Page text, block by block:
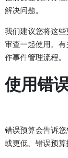
解决问题。
我们建议您将这
审查一起使用。
作事件管理流程。
使用错
错误预算会告诉
或更低。错误预